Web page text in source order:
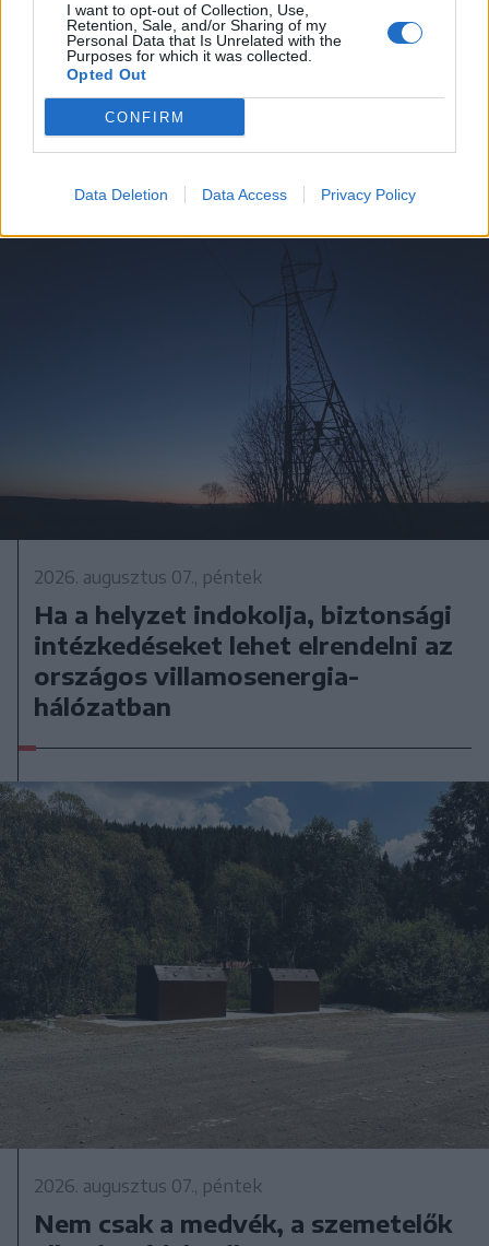
I want to opt-out of Collection, Use,
Retention, Sale, and/or Sharing of my
Personal Data that Is Unrelated with the
Purposes for which it was collected.
Opted Out
CONFIRM
Data Deletion Data Access Privacy Policy
Visszaküldte a parlamentnek
Nicușor Dan a közel 900 medve
kilövését lehetővé tevő törvényt
2026. augusztus 07., péntek
Ha a helyzet indokolja, biztonsági
intézkedéseket lehet elrendelni az
országos villamosenergia-
hálózatban
2026. augusztus 07., péntek
Nem csak a medvék, a szemetelők